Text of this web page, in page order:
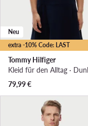
extra -10% Code: LAST
Neu
Tommy Hilfiger
79,99€